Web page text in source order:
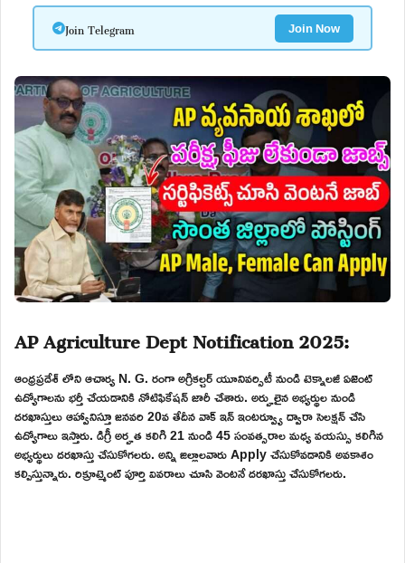
Join Telegram Join Now
AP Agriculture Dept Notification 2025:
ఆంధ్రప్రదేశ్ లోని ఆచార్య N. G. రంగా అగ్రికల్చర్ యూనివర్సిటీ నుండి టెక్నాలజీ ఏజెంట్
ఉద్యోగాలను భర్తీ చేయడానికి నోటిఫికేషన్ జారీ చేశారు. అర్హులైన అభ్యర్థుల నుండి
దరఖాస్తులు ఆహ్వానిస్తూ జనవరి 20వ తేదీన వాక్ ఇన్ ఇంటర్వ్యూ ద్వారా సెలక్షన్ చేసి
ఉద్యోగాలు ఇస్తారు. డిగ్రీ అర్హత కలిగి 21 నుండి 45 సంవత్సరాల మధ్య వయస్సు కలిగిన
అభ్యర్థులు దరఖాస్తు చేసుకోగలరు. అన్ని జిల్లాలవారు Apply చేసుకోవడానికి అవకాశం
కల్పిస్తున్నారు. రిక్రూట్మెంట్ పూర్తి వివరాలు చూసి వెంటనే దరఖాస్తు చేసుకోగలరు.